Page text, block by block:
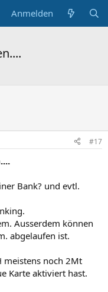
Anmelden
#17
Bank? und evtl.
Ausserdem können
abgelaufen ist.
meistens noch 2Mt
Karte aktiviert hast.